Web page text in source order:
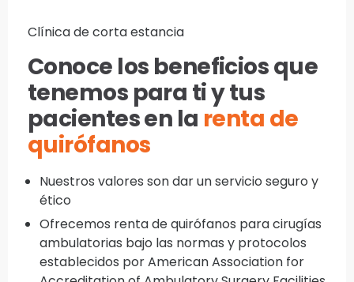
Clínica de corta estancia
Conoce los beneficios que
tenemos para ti y tus
pacientes en la renta de
quirófanos
Nuestros valores son dar un servicio seguro y
ético
Ofrecemos renta de quirófanos para cirugías
ambulatorias bajo las normas y protocolos
establecidos por American Association for